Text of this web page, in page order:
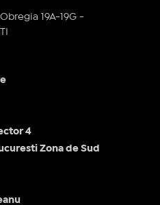
19A-19G -
4
Zona de Sud